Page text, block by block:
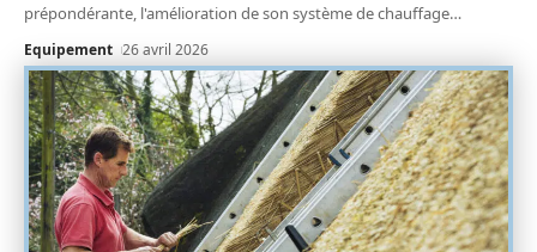
prépondérante, l'amélioration de son système de chauffage…
Equipement 26 avril 2026